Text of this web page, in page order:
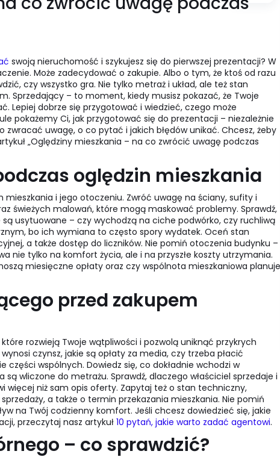
swoją nieruchomość i szykujesz się do pierwszej prezentacji? W
Może zadecydować o zakupie. Albo o tym, że ktoś od razu
czy wszystko gra. Nie tylko metraż i układ, ale też stan
Sprzedający – to moment, kiedy musisz pokazać, że Twoje
Lepiej dobrze się przygotować i wiedzieć, czego może
pokażemy Ci, jak przygotować się do prezentacji – niezależnie
uwagę, o co pytać i jakich błędów unikać. Chcesz, żeby
„Oględziny mieszkania – na co zwrócić uwagę podczas
oględzin mieszkania
i jego otoczeniu. Zwróć uwagę na ściany, sufity i
świeżych malowań, które mogą maskować problemy. Sprawdź,
usytuowane – czy wychodzą na ciche podwórko, czy ruchliwą
bo ich wymiana to często spory wydatek. Oceń stan
a także dostęp do liczników. Nie pomiń otoczenia budynku –
nie tylko na komfort życia, ale i na przyszłe koszty utrzymania.
miesięczne opłaty oraz czy wspólnota mieszkaniowa planuje
przed zakupem
rozwieją Twoje wątpliwości i pozwolą uniknąć przykrych
czynsz, jakie są opłaty za media, czy trzeba płacić
wspólnych. Dowiedz się, co dokładnie wchodzi w
wliczone do metrażu. Sprawdź, dlaczego właściciel sprzedaje i
niż sam opis oferty. Zapytaj też o stan techniczny,
a także o termin przekazania mieszkania. Nie pomiń
na Twój codzienny komfort. Jeśli chcesz dowiedzieć się, jakie
przeczytaj nasz artykuł 10 pytań, jakie warto zadać agentowi.
– co sprawdzić?